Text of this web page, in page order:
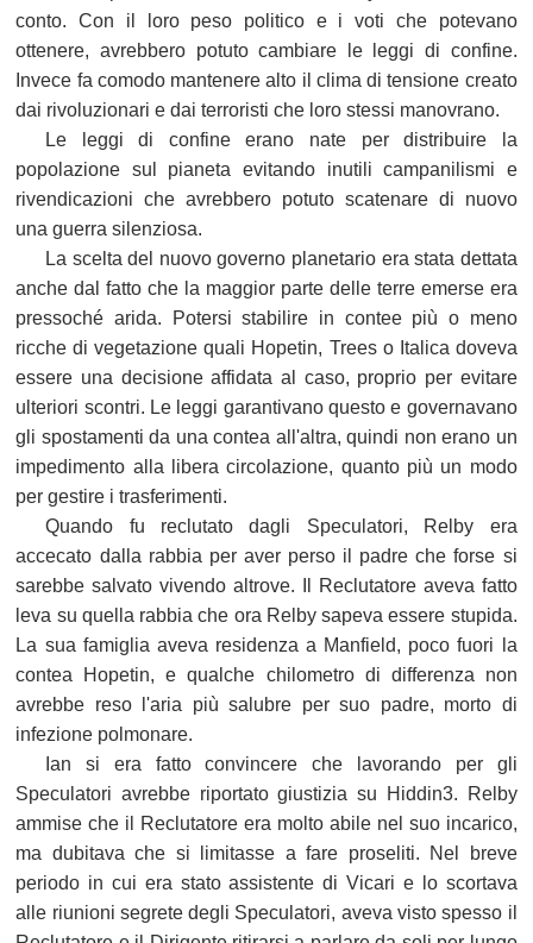
conto. Con il loro peso politico e i voti che potevano
ottenere, avrebbero potuto cambiare le leggi di confine.
Invece fa comodo mantenere alto il clima di tensione creato
dai rivoluzionari e dai terroristi che loro stessi manovrano.
Le leggi di confine erano nate per distribuire la
popolazione sul pianeta evitando inutili campanilismi e
rivendicazioni che avrebbero potuto scatenare di nuovo
una guerra silenziosa.
La scelta del nuovo governo planetario era stata dettata
anche dal fatto che la maggior parte delle terre emerse era
pressoché arida. Potersi stabilire in contee più o meno
ricche di vegetazione quali Hopetin, Trees o Italica doveva
essere una decisione affidata al caso, proprio per evitare
ulteriori scontri. Le leggi garantivano questo e governavano
gli spostamenti da una contea all'altra, quindi non erano un
impedimento alla libera circolazione, quanto più un modo
per gestire i trasferimenti.
Quando fu reclutato dagli Speculatori, Relby era
accecato dalla rabbia per aver perso il padre che forse si
sarebbe salvato vivendo altrove. Il Reclutatore aveva fatto
leva su quella rabbia che ora Relby sapeva essere stupida.
La sua famiglia aveva residenza a Manfield, poco fuori la
contea Hopetin, e qualche chilometro di differenza non
avrebbe reso l'aria più salubre per suo padre, morto di
infezione polmonare.
Ian si era fatto convincere che lavorando per gli
Speculatori avrebbe riportato giustizia su Hiddin3. Relby
ammise che il Reclutatore era molto abile nel suo incarico,
ma dubitava che si limitasse a fare proseliti. Nel breve
periodo in cui era stato assistente di Vicari e lo scortava
alle riunioni segrete degli Speculatori, aveva visto spesso il